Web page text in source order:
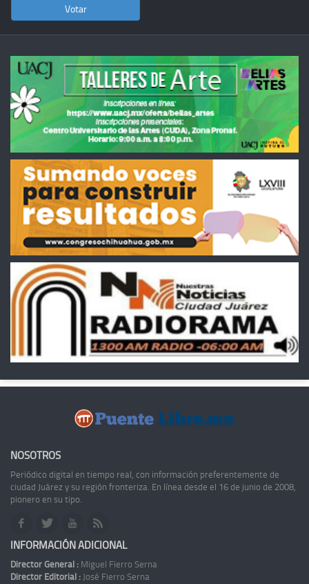
NOSOTROS
Periódico digital en tiempo real, con información preferentemente de
ciudad Juárez y su región fronteriza. En línea desde el 16 de junio de 2008,
pionero en su tipo.
INFORMACIÓN ADICIONAL
Director General : Miguel Fierro Serna
Director Editorial : José Fierro Serna